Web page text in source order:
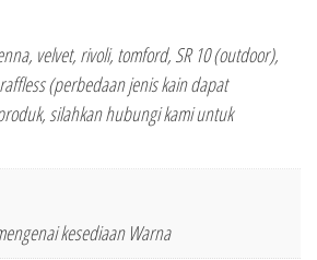
velvet, rivoli, tomford, SR 10 (outdoor),
(perbedaan jenis kain dapat
silahkan hubungi kami untuk
kesediaan Warna